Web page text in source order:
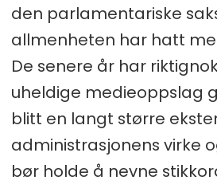
den parlamentariske
allmenheten har hatt
De senere år har
uheldige medieoppslag
blitt en langt større
administrasjonens virke
bør holde å nevne